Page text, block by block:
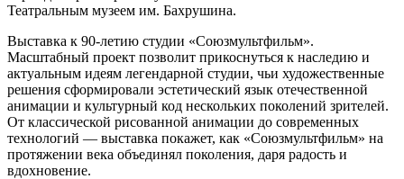
Театральным музеем им. Бахрушина.
Выставка к 90‑летию студии «Союзмультфильм».
Масштабный проект позволит прикоснуться к наследию и
актуальным идеям легендарной студии, чьи художественные
решения сформировали эстетический язык отечественной
анимации и культурный код нескольких поколений зрителей.
От классической рисованной анимации до современных
технологий — выставка покажет, как «Союзмультфильм» на
протяжении века объединял поколения, даря радость и
вдохновение.